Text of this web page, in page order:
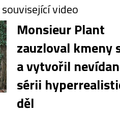
video
Monsieur Plant
zauzloval kmeny
a vytvořil
sérii
děl